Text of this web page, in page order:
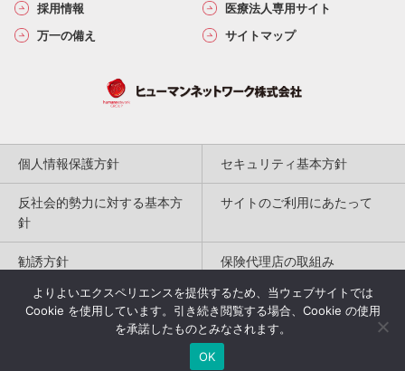
採用情報
医療法人専用サイト
万一の備え
サイトマップ
個人情報保護方針 セキュリティ基本方針
反社会的勢力に対する基本方
針
サイトのご利用にあたって
勧誘方針 保険代理店の取組み
特定商取引法に基づく表記
Copyright(c) 2004-2026
Humannetwork Inc. All rights reserved.
よりよいエクスペリエンスを提供するため、当ウェブサイトでは
Cookie を使用しています。引き続き閲覧する場合、Cookie の使用
を承諾したものとみなされます。
OK